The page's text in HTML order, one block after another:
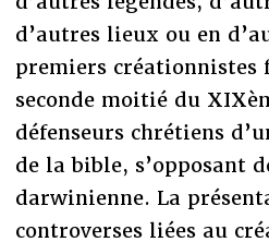
d’autres lieux ou en
premiers créationnistes
seconde moitié du
défenseurs chrétiens
de la bible, s’opposant
darwinienne. La
controverses liées au